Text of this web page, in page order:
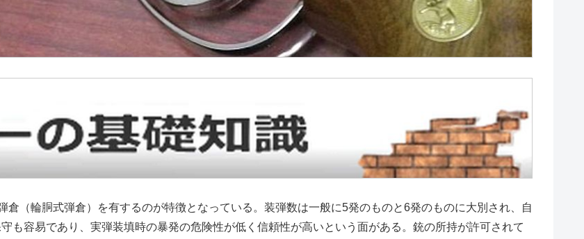
（輪胴式弾倉）を有するのが特徴となっている。装弾数は一般に5発のものと6発のものに大別され、自
も容易であり、実弾装填時の暴発の危険性が低く信頼性が高いという面がある。銃の所持が許可されて